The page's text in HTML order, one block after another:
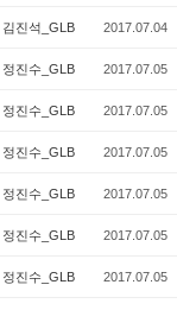
김진석_GLB 2017.07.04
정진수_GLB 2017.07.05
정진수_GLB 2017.07.05
정진수_GLB 2017.07.05
정진수_GLB 2017.07.05
정진수_GLB 2017.07.05
정진수_GLB 2017.07.05